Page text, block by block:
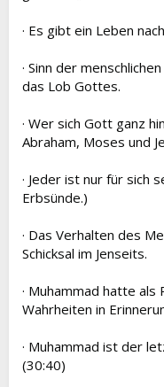
· Es gibt ein Leben
· Sinn der
das Lob Gottes.
· Wer sich Gott ganz
Abraham, Moses und
· Jeder ist nur für sich
Erbsünde.)
· Das Verhalten des
Schicksal im Jenseits.
· Muhammad hatte
Wahrheiten in
· Muhammad ist der
(30:40)